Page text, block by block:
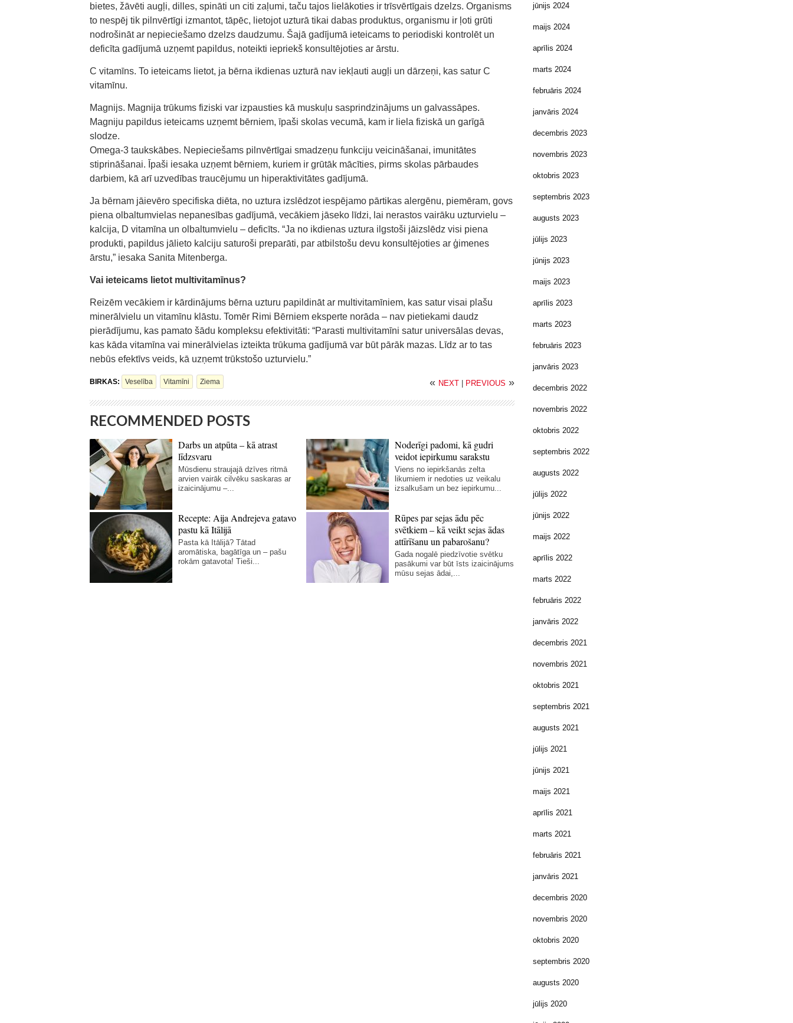
bietes, žāvēti augļi, dilles, spināti un citi zaļumi, taču tajos lielākoties ir trīsvērtīgais dzelzs. Organisms
to nespēj tik pilnvērtīgi izmantot, tāpēc, lietojot uzturā tikai dabas produktus, organismu ir ļoti grūti
nodrošināt ar nepieciešamo dzelzs daudzumu. Šajā gadījumā ieteicams to periodiski kontrolēt un
deficīta gadījumā uzņemt papildus, noteikti iepriekš konsultējoties ar ārstu.
C vitamīns. To ieteicams lietot, ja bērna ikdienas uzturā nav iekļauti augļi un dārzeņi, kas satur C
vitamīnu.
Magnijs. Magnija trūkums fiziski var izpausties kā muskuļu sasprindzinājums un galvassāpes.
Magniju papildus ieteicams uzņemt bērniem, īpaši skolas vecumā, kam ir liela fiziskā un garīgā
slodze.
Omega-3 taukskābes. Nepieciešams pilnvērtīgai smadzeņu funkciju veicināšanai, imunitātes
stiprināšanai. Īpaši iesaka uzņemt bērniem, kuriem ir grūtāk mācīties, pirms skolas pārbaudes
darbiem, kā arī uzvedības traucējumu un hiperaktivitātes gadījumā.
Ja bērnam jāievēro specifiska diēta, no uztura izslēdzot iespējamo pārtikas alergēnu, piemēram, govs
piena olbaltumvielas nepanesības gadījumā, vecākiem jāseko līdzi, lai nerastos vairāku uzturvielu –
kalcija, D vitamīna un olbaltumvielu – deficīts. “Ja no ikdienas uztura ilgstoši jāizslēdz visi piena
produkti, papildus jālieto kalciju saturoši preparāti, par atbilstošu devu konsultējoties ar ģimenes
ārstu,” iesaka Sanita Mitenberga.
Vai ieteicams lietot multivitamīnus?
Reizēm vecākiem ir kārdinājums bērna uzturu papildināt ar multivitamīniem, kas satur visai plašu
minerālvielu un vitamīnu klāstu. Tomēr Rimi Bērniem eksperte norāda – nav pietiekami daudz
pierādījumu, kas pamato šādu kompleksu efektivitāti: “Parasti multivitamīni satur universālas devas,
kas kāda vitamīna vai minerālvielas izteikta trūkuma gadījumā var būt pārāk mazas. Līdz ar to tas
nebūs efektīvs veids, kā uzņemt trūkstošo uzturvielu.”
BIRKAS: Veselība Vitamīni Ziema « NEXT PREVIOUS »
RECOMMENDED POSTS
Darbs un atpūta – kā atrast
līdzsvaru
Mūsdienu straujajā dzīves ritmā
arvien vairāk cilvēku saskaras ar
izaicinājumu –...
Noderīgi padomi, kā gudri
veidot iepirkumu sarakstu
Viens no iepirkšanās zelta
likumiem ir nedoties uz veikalu
izsalkušam un bez iepirkumu...
Recepte: Aija Andrejeva gatavo
pastu kā Itālijā
Pasta kā Itālijā? Tātad
aromātiska, bagātīga un – pašu
rokām gatavota! Tieši...
Rūpes par sejas ādu pēc
svētkiem – kā veikt sejas ādas
attīrīšanu un pabarošanu?
Gada nogalē piedzīvotie svētku
pasākumi var būt īsts izaicinājums
mūsu sejas ādai,...
jūnijs 2024
maijs 2024
aprīlis 2024
marts 2024
februāris 2024
janvāris 2024
decembris 2023
novembris 2023
oktobris 2023
septembris 2023
augusts 2023
jūlijs 2023
jūnijs 2023
maijs 2023
aprīlis 2023
marts 2023
februāris 2023
janvāris 2023
decembris 2022
novembris 2022
oktobris 2022
septembris 2022
augusts 2022
jūlijs 2022
jūnijs 2022
maijs 2022
aprīlis 2022
marts 2022
februāris 2022
janvāris 2022
decembris 2021
novembris 2021
oktobris 2021
septembris 2021
augusts 2021
jūlijs 2021
jūnijs 2021
maijs 2021
aprīlis 2021
marts 2021
februāris 2021
janvāris 2021
decembris 2020
novembris 2020
oktobris 2020
septembris 2020
augusts 2020
jūlijs 2020